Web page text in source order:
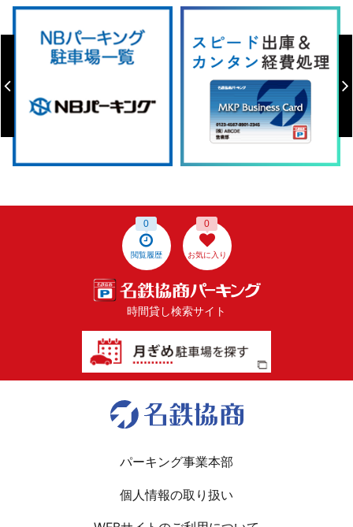
閲覧履歴
0
お気に入り
0
時間貸し検索サイト
パーキング事業本部
個人情報の取り扱い